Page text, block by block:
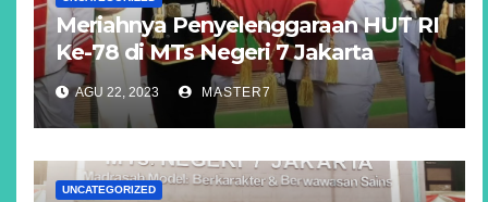
Meriahnya Penyelenggaraan HUT RI
Ke-78 di MTs Negeri 7 Jakarta
AGU 22, 2023 MASTER7
UNCATEGORIZED